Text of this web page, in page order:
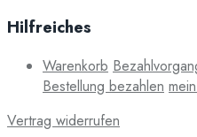
Hilfreiches
Warenkorb
Bestellung bezahlen
Vertrag widerrufen